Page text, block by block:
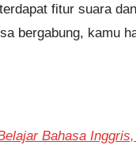
fitur suara
bergabung, kamu
Bahasa